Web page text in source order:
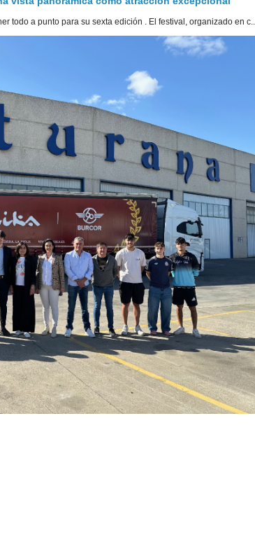
todo a punto para su sexta edición . El festival, organizado en c...